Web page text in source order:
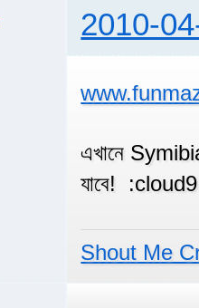
2010-
এখানে
যাবে!
Shout Me